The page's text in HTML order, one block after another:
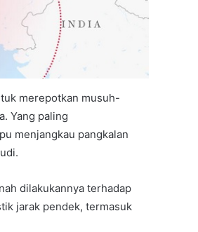
merepotkan musuh-
Yang paling
menjangkau pangkalan
dilakukannya terhadap
jarak pendek, termasuk